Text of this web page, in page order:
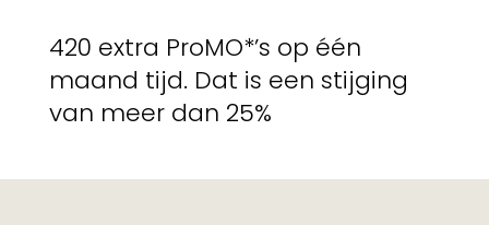
420 extra ProMO*’s op één
maand tijd. Dat is een stijging
van meer dan 25%